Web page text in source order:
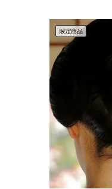
限定商品